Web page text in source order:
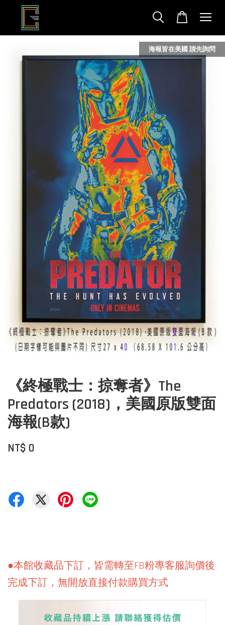
海報皆在美國 請先詢問
《終極戰士：掠奪者》The
Predators (2018)，美國原版雙面
海報(B款)
NT$ 0
●本館收藏品下訂，皆需轉至FB粉專客服詢價後
完成下訂，無開放直接付款購買方式